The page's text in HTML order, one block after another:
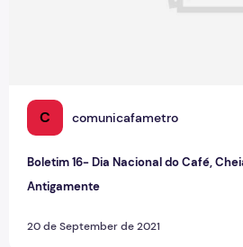
C comunicafametro
Boletim 16- Dia Nacional do Café,
Antigamente
20 de September de 2021